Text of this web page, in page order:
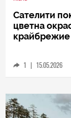
HIEND
крайбрежие
1 | 15.05.2026